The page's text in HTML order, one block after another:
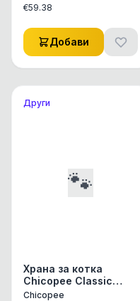
€59.38
Добави
Други
🐾
Храна за котка
Chicopee Classic
Nature Line Adult
Chicopee